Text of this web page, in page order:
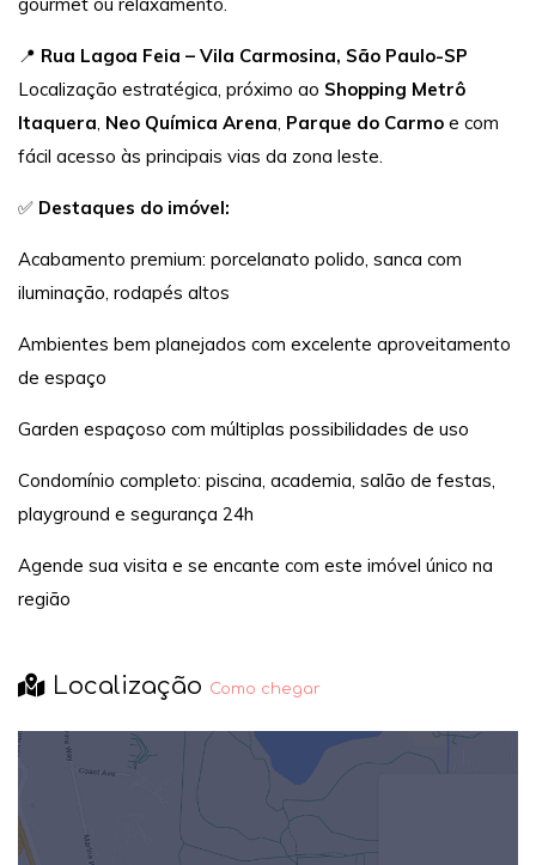
📍 Rua Lagoa Feia – Vila Carmosina, São Paulo-SP
Localização estratégica, próximo ao Shopping Metrô
Itaquera, Neo Química Arena, Parque do Carmo e com
fácil acesso às principais vias da zona leste.
✅ Destaques do imóvel:
Acabamento premium: porcelanato polido, sanca com
iluminação, rodapés altos
Ambientes bem planejados com excelente aproveitamento
de espaço
Garden espaçoso com múltiplas possibilidades de uso
Condomínio completo: piscina, academia, salão de festas,
playground e segurança 24h
Agende sua visita e se encante com este imóvel único na
região
Localização Como chegar